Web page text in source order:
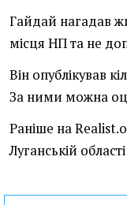
Гайдай нагадав
місця НП та не
Він опублікував
За ними можна
Раніше на
Луганській